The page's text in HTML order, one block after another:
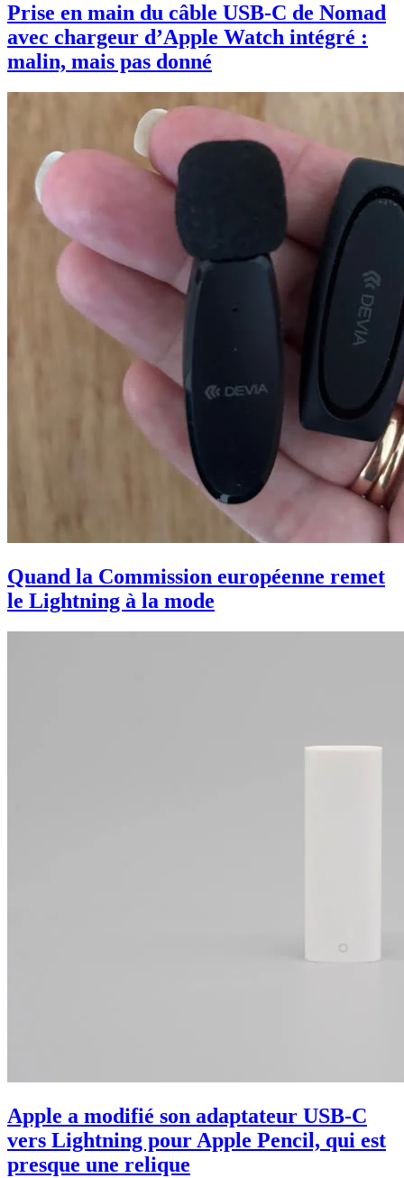
Prise en main du câble USB-C de Nomad
avec chargeur d’Apple Watch intégré :
malin, mais pas donné
Quand la Commission européenne remet
le Lightning à la mode
Apple a modifié son adaptateur USB-C
vers Lightning pour Apple Pencil, qui est
presque une relique